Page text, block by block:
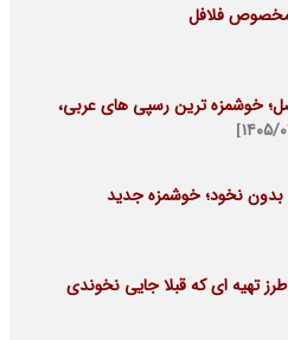
فلافل
اصل؛ خوشمزه ترین رسپی های عربی،
نخود؛ خوشمزه جدید
تهیه ای که قبلا جایی نخوندی